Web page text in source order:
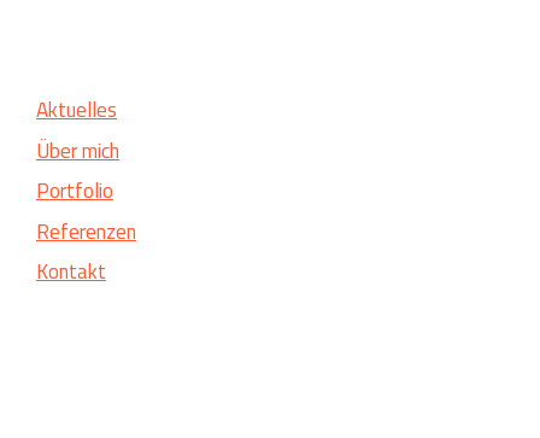
Aktuelles
Über mich
Portfolio
Referenzen
Kontakt